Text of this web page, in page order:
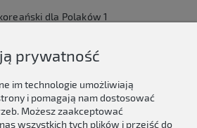
dla Polaków 1
Do koszyka
prywatność
im technologie umożliwiają
i pomagają nam dostosować
Możesz zaakceptować
wszystkich tych plików i przejść do